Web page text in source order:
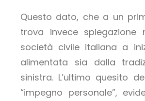
Questo dato, che a un
trova invece spiegazione
società civile italiana a
alimentata sia dalla
sinistra. L’ultimo quesito
“impegno personale”,